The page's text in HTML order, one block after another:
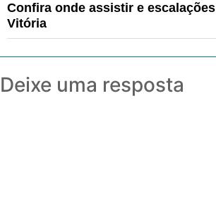
Confira onde assistir e
Vitória
Deixe uma resposta